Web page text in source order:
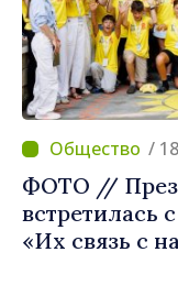
/
ФОТО //
встретилась
«Их связь с